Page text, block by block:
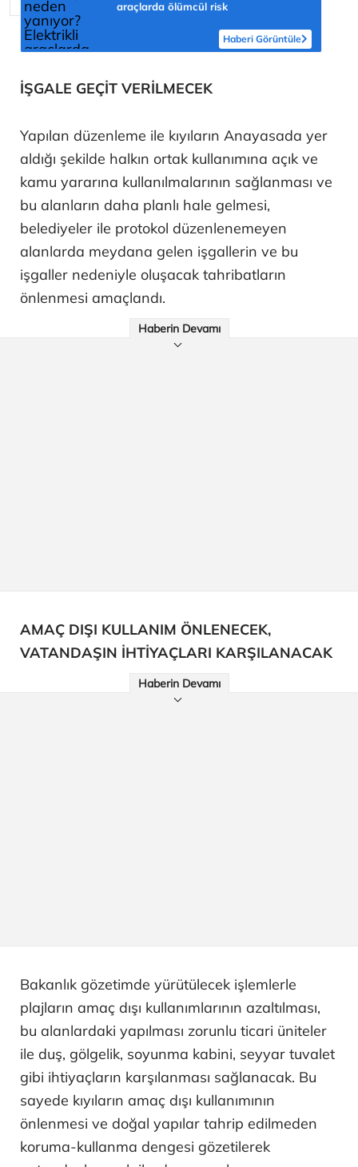
araçlarda ölümcül risk
Haberi Görüntüle
İŞGALE GEÇİT VERİLMECEK
Yapılan düzenleme ile kıyıların Anayasada yer
aldığı şekilde halkın ortak kullanımına açık ve
kamu yararına kullanılmalarının sağlanması ve
bu alanların daha planlı hale gelmesi,
belediyeler ile protokol düzenlenemeyen
alanlarda meydana gelen işgallerin ve bu
işgaller nedeniyle oluşacak tahribatların
önlenmesi amaçlandı.
Haberin Devamı
AMAÇ DIŞI KULLANIM ÖNLENECEK,
VATANDAŞIN İHTİYAÇLARI KARŞILANACAK
Haberin Devamı
Bakanlık gözetimde yürütülecek işlemlerle
plajların amaç dışı kullanımlarının azaltılması,
bu alanlardaki yapılması zorunlu ticari üniteler
ile duş, gölgelik, soyunma kabini, seyyar tuvalet
gibi ihtiyaçların karşılanması sağlanacak. Bu
sayede kıyıların amaç dışı kullanımının
önlenmesi ve doğal yapılar tahrip edilmeden
koruma-kullanma dengesi gözetilerek